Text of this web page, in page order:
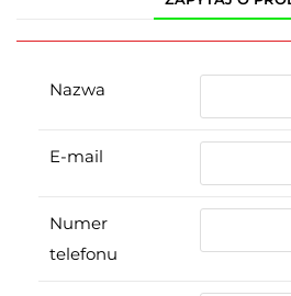
Nazwa
E-mail
Numer
telefonu